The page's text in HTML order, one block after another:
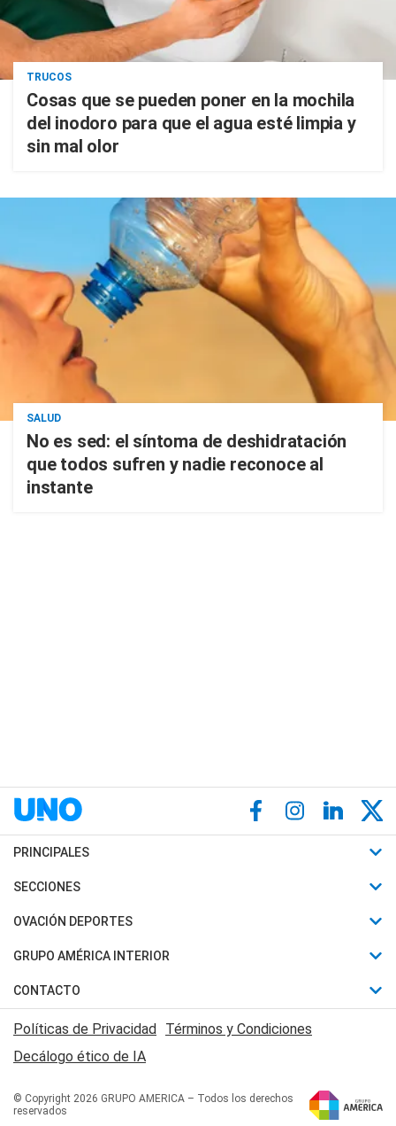
TRUCOS
Cosas que se pueden poner en la mochila
del inodoro para que el agua esté limpia y
sin mal olor
SALUD
No es sed: el síntoma de deshidratación
que todos sufren y nadie reconoce al
instante
PRINCIPALES
Últimas Noticias
Política
Judiciales
Economia
SECCIONES
Horóscopo
Motores
Trucos caseros
Series y Películas
Edictos y Solicitadas
OVACIÓN DEPORTES
Fútbol
Mundial
Automovilismo
Rugby
Tenis
Básquet
GRUPO AMÉRICA INTERIOR
Canal 7 en Vivo
San Juan 8
CONTACTO
Acerca de Nosotros
Contactanos
Políticas de Privacidad Términos y Condiciones
Decálogo ético de IA
© Copyright 2026 GRUPO AMERICA – Todos los derechos
reservados